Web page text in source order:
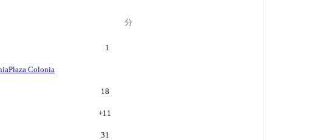
分
1
Plaza Colonia
18
+11
31